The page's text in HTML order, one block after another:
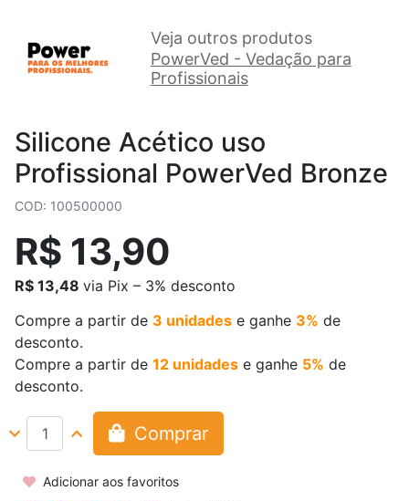
Veja outros produtos
PowerVed - Vedação para
Profissionais
Silicone Acético uso
Profissional PowerVed Bronze
COD: 100500000
R$ 13,90
R$ 13,48 via Pix – 3% desconto
Compre a partir de 3 unidades e ganhe 3% de
desconto.
Compre a partir de 12 unidades e ganhe 5% de
desconto.
Comprar
Adicionar aos favoritos